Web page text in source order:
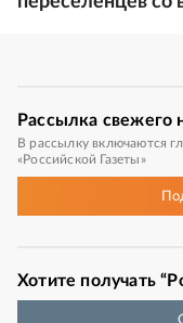
Рассылка свежего
В рассылку включаются
«Российской Газеты»
Хотите получать